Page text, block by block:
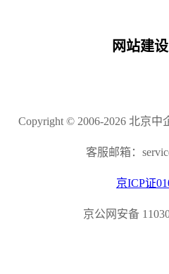
网站建
Copyright © 2006-2026 北京
客服邮箱：
京ICP证
京公网安备